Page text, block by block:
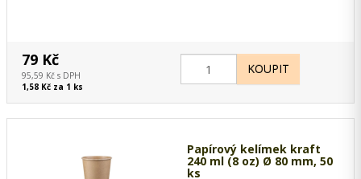
79 Kč
95,59 Kč s DPH
1,58 Kč za 1 ks
Papírový kelímek kraft
240 ml (8 oz) Ø 80 mm, 50
ks